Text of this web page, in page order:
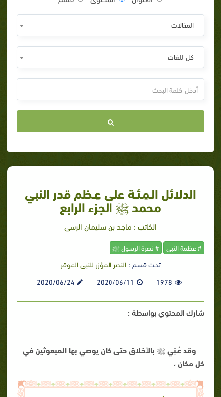
المقالات
كل اللغات
الدلائل الـمِـئـة على عِـظم قدر النبي
محمد ﷺ الجزء الرابع
الكاتب : ماجد بن سليمان الرسي
# عظمة النبى # نصرة الرسول ﷺ
تحت قسم :النصر المؤزر للنبى الموقر
1978
2020/06/11
2020/06/24
شارك المحتوي بواسطة :
وقد عُـنِي ﷺ بالأخلاق حتى كان يوصي بها المبعوثين في
كل مكان ،